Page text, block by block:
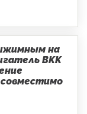
на
BKK